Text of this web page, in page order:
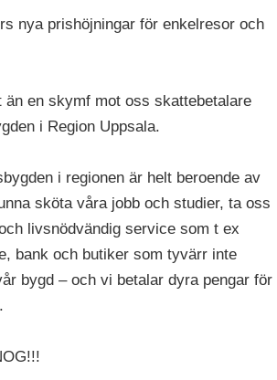
nya prishöjningar för enkelresor och
än en skymf mot oss skattebetalare
i Region Uppsala.
i regionen är helt beroende av
sköta våra jobb och studier, ta oss
livsnödvändig service som t ex
bank och butiker som tyvärr inte
bygd – och vi betalar dyra pengar för